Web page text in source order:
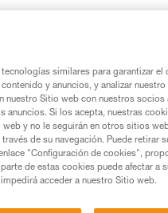
de energía,
distancia del
del soporte. Las
antes de
comprender
similares para garantizar el
y anuncios, y analizar
nuestro Sitio web con nuestros socios
anuncios. Si los acepta, nuestras
y no le seguirán en otros sitios
de su navegación. Puede retirar
"Configuración de cookies",
de estas cookies puede afectar a
acceder a nuestro Sitio web.